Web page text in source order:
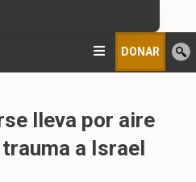
DONAR
lleva por aire
a Israel